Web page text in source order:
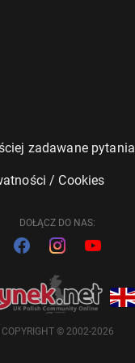
zadawane pytania
/ Cookies
DOŁĄCZ DO NAS:
COPYRIGHT © 2002-2026